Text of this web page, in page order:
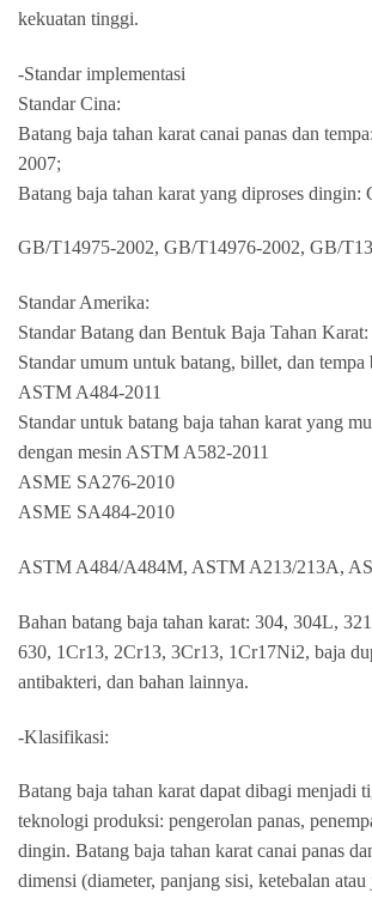
kekuatan tinggi.
-Standar implementasi
Standar Cina:
Batang baja tahan karat canai panas dan
2007;
Batang baja tahan karat yang diproses dingin:
GB/T14975-2002, GB/T14976-2002, GB/
Standar Amerika:
Standar Batang dan Bentuk Baja Tahan
Standar umum untuk batang, billet, dan tempa
ASTM A484-2011
Standar untuk batang baja tahan karat yang
dengan mesin ASTM A582-2011
ASME SA276-2010
ASME SA484-2010
ASTM A484/A484M, ASTM A213/213A,
Bahan batang baja tahan karat: 304, 304L,
630, 1Cr13, 2Cr13, 3Cr13, 1Cr17Ni2, baja
antibakteri, dan bahan lainnya.
-Klasifikasi:
Batang baja tahan karat dapat dibagi menjadi
teknologi produksi: pengerolan panas,
dingin. Batang baja tahan karat canai panas
dimensi (diameter, panjang sisi, ketebalan atau